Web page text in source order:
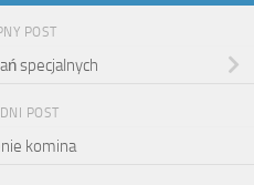
POST
specjalnych
POST
komina